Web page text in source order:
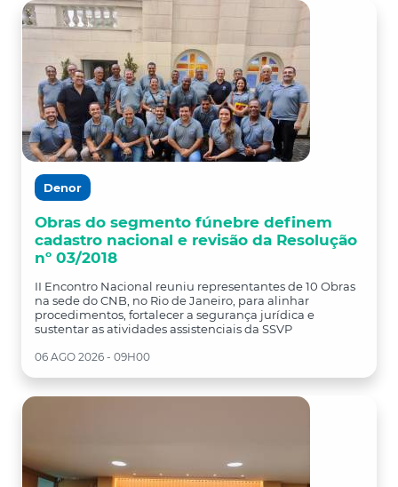
Denor
Obras do segmento fúnebre definem
cadastro nacional e revisão da Resolução
nº 03/2018
II Encontro Nacional reuniu representantes de 10 Obras
na sede do CNB, no Rio de Janeiro, para alinhar
procedimentos, fortalecer a segurança jurídica e
sustentar as atividades assistenciais da SSVP
06 AGO 2026 - 09H00